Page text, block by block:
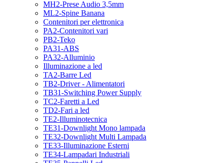
MH2-Prese Audio 3,5mm
ML2-Spine Banana
Contenitori per elettronica
PA2-Contenitori vari
PB2-Teko
PA31-ABS
PA32-Alluminio
Illuminazione a led
TA2-Barre Led
TB2-Driver - Alimentatori
TB31-Switching Power Supply
TC2-Faretti a Led
TD2-Fari a led
TE2-Illuminotecnica
TE31-Downlight Mono lampada
TE32-Downlight Multi Lampada
TE33-Illuminazione Esterni
TE34-Lampadari Industriali